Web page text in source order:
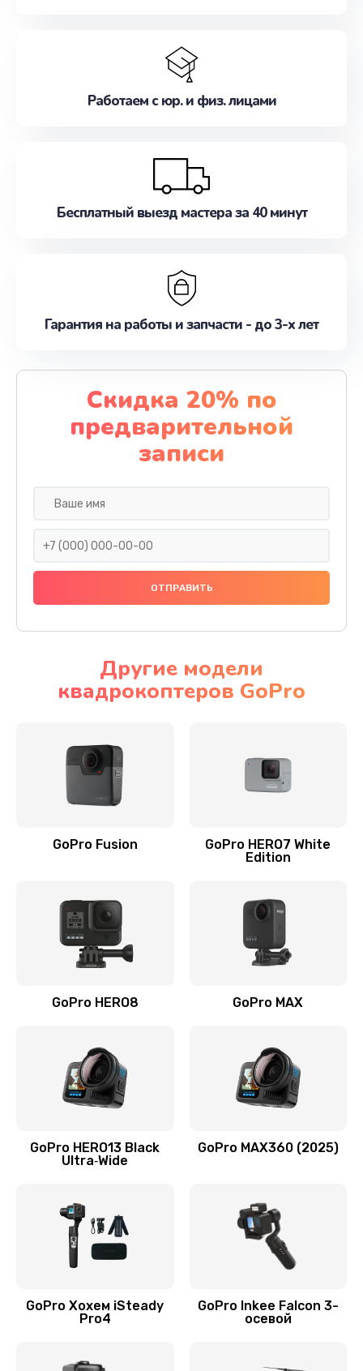
Работаем с юр. и физ. лицами
Бесплатный выезд мастера за 40 минут
Гарантия на работы и запчасти - до 3-х лет
Скидка 20% по
предварительной
записи
Другие модели
квадрокоптеров GoPro
GoPro Fusion
GoPro HERO7 White
Edition
GoPro HERO8 GoPro MAX
GoPro HERO13 Black
Ultra‑Wide
GoPro MAX360 (2025)
GoPro Хохем iSteady
Pro4
GoPro Inkee Falcon 3-
осевой